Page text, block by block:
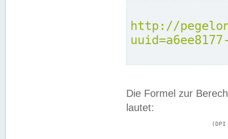
http://
Die Formel zur
lautet: